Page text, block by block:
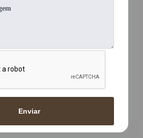
Enviar